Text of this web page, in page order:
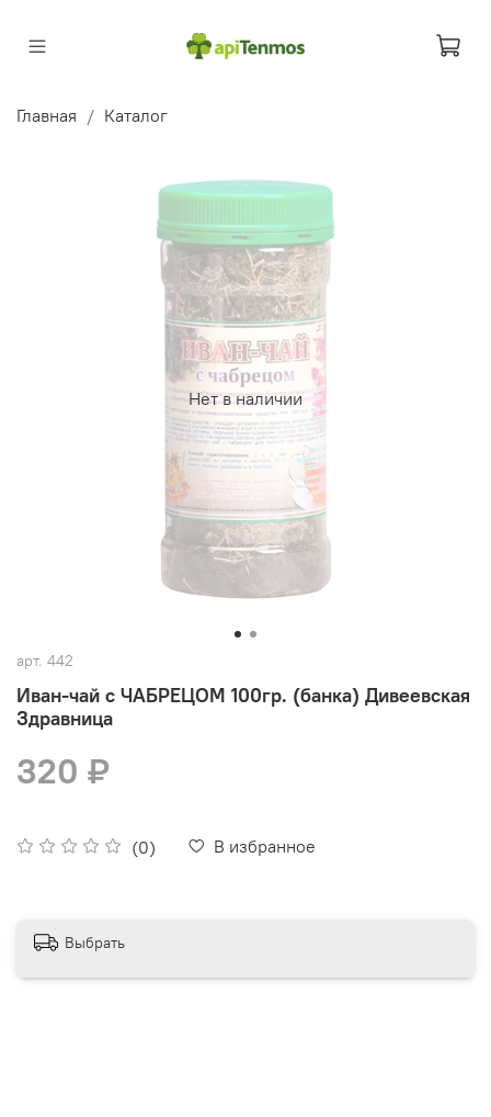
Главная Каталог
Нет в наличии
арт. 442
Иван-чай с ЧАБРЕЦОМ 100гр. (банка) Дивеевская
Здравница
(0) В избранное
320 ₽
Выбрать